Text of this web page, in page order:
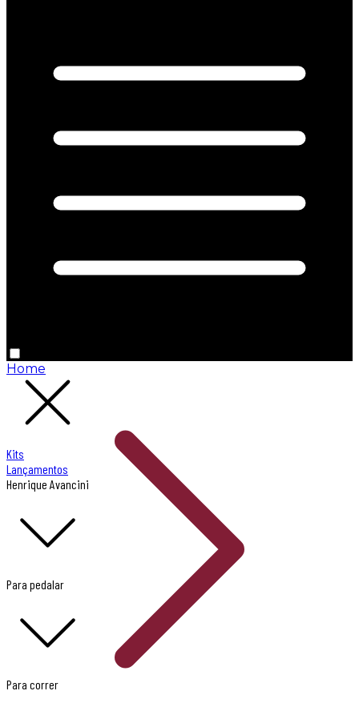
Kits
Lançamentos
Henrique Avancini
Para pedalar
Para correr
Home